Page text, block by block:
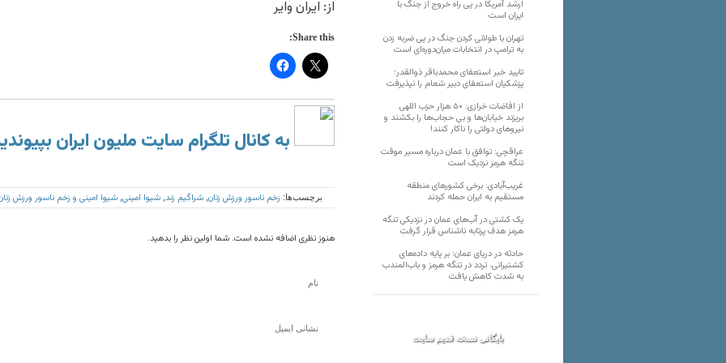
از: ایران وایر
Share this:
به کانال تلگرام سایت ملیون ایران
برچسب‌ها: زخم ناسور ورزش زنان شراگیم زند شیوا امینی شیوا امینی و زخم ناسور ورزش
هنوز نظری اضافه نشده است. شما اولین نظر را بدهید.
ارشد آمریکا در پی راه خروج از جنگ با
ایران است
تهران با طولانی کردن جنگ در پی ضربه زدن
به ترامپ در انتخابات میان‌دوره‌ای است
تایید خبر استعفای محمدباقر ذوالقدر؛
پزشکیان استعفای دبیر شعام را نپذیرفت
از افاضات خرازی: ۵۰ هزار حزب اللهی
بریزند خیابان‌ها و بی حجاب‌ها را بکشند و
نیرو‌های دولتی را ناکار کنند!
عراقچی: توافق با عمان درباره مسیر موقت
تنگه هرمز نزدیک است
غریب‌آبادی: برخی کشورهای منطقه
مستقیم به ایران حمله کردند
یک کشتی در آب‌های عمان در نزدیکی تنگه
هرمز هدف پرتابه ناشناس قرار گرفت
حادثه در دریای عمان؛ بر پایه داده‌های
کشتیرانی، تردد در تنگه هرمز و باب‌المندب
به شدت کاهش یافت
بایگانی نسخه قدیم سایت